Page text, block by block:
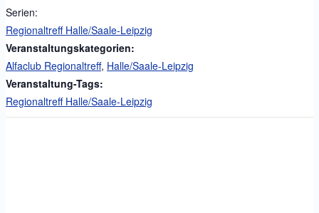
Serien:
Regionaltreff Halle/Saale-Leipzig
Veranstaltungskategorien:
Alfaclub Regionaltreff, Halle/Saale-Leipzig
Veranstaltung-Tags:
Regionaltreff Halle/Saale-Leipzig